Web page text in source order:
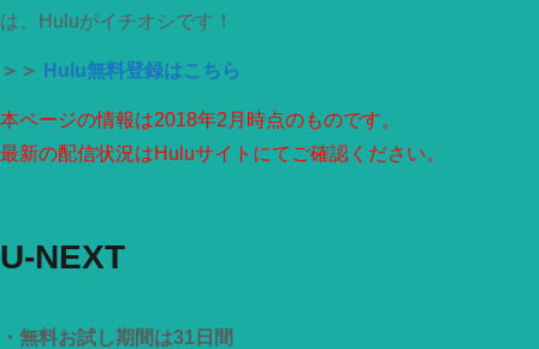
は、Huluがイチオシです！
＞＞ Hulu無料登録はこちら
本ページの情報は2018年2月時点のものです。
最新の配信状況はHuluサイトにてご確認ください。
U-NEXT
・無料お試し期間は31日間